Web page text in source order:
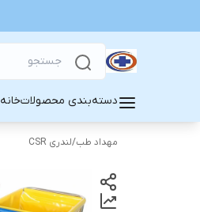
دسته‌بندی محصولاتخانه
مهداد طب/لندری CSR